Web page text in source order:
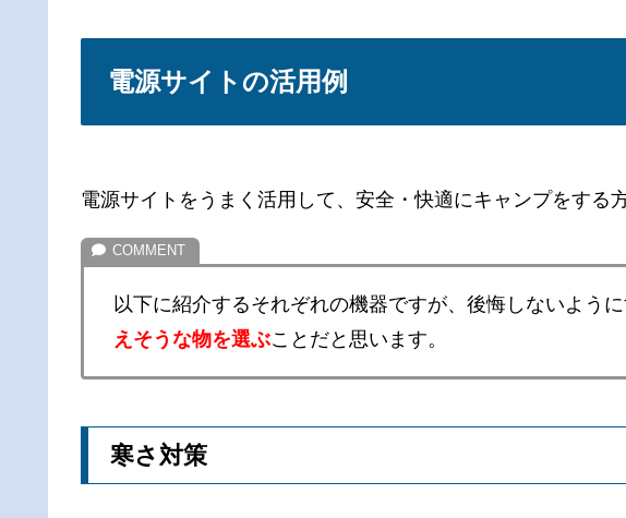
電源サイトの活用例
電源サイトをうまく活用して、安全・快適にキャンプをする
以下に紹介するそれぞれの機器ですが、後悔しないように
えそうな物を選ぶことだと思います。
寒さ対策